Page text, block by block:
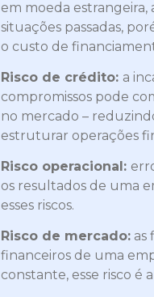
em moeda estrangeira,
situações passadas,
o custo de
Risco de crédito: a
compromissos pode
no mercado –
estruturar operações
Risco operacional:
os resultados de uma
esses riscos.
Risco de mercado:as
financeiros de uma
constante, esse risco é